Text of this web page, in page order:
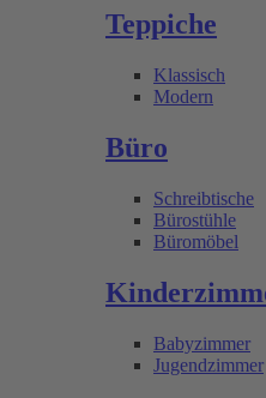
Teppiche
Klassisch
Modern
Büro
Schreibtische
Bürostühle
Büromöbel
Babyzimmer
Jugendzimmer